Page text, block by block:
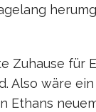
Zuhause für
Also wäre
Ethans